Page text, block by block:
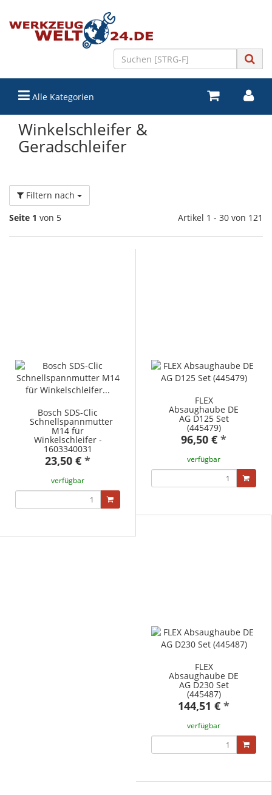
Alle Kategorien
Winkelschleifer &
Geradschleifer
Filtern nach
Seite 1 von 5 Artikel 1 - 30 von 121
Bosch SDS-Clic
Schnellspannmutter
M14 für
Winkelschleifer -
1603340031
23,50 € *
verfügbar
FLEX
Absaughaube DE
AG D125 Set
(445479)
96,50 € *
verfügbar
FLEX
Absaughaube DE
AG D230 Set
(445487)
144,51 € *
verfügbar